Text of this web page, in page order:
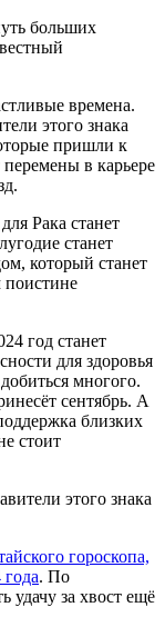
больших
времена.
этого знака
пришли к
в карьере
Рака станет
станет
который станет
поистине
год станет
для здоровья
многого.
сентябрь. А
близких
стоит
этого знака
гороскопа,
. По
удачу за хвост ещё